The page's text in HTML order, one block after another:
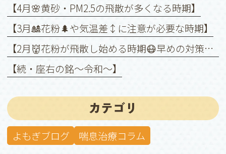
【4月🌸黄砂・PM2.5の飛散が多くなる時期】
【3月🎎花粉🌲や気温差↕️に注意が必要な時期】
【2月👹花粉が飛散し始める時期😷早めの対策を❗️】
【続・座右の銘〜令和〜】
カテゴリ
よもぎブログ 喘息治療コラム